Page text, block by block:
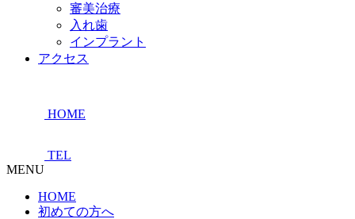
審美治療
入れ歯
インプラント
アクセス
HOME
TEL
MENU
HOME
初めての方へ